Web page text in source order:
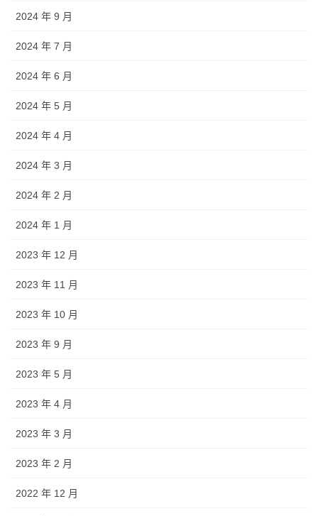
2024 年 9 月
2024 年 7 月
2024 年 6 月
2024 年 5 月
2024 年 4 月
2024 年 3 月
2024 年 2 月
2024 年 1 月
2023 年 12 月
2023 年 11 月
2023 年 10 月
2023 年 9 月
2023 年 5 月
2023 年 4 月
2023 年 3 月
2023 年 2 月
2022 年 12 月